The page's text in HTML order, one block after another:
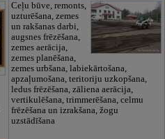
Ceļu būve, remonts,
uzturēšana, zemes
un rakšanas darbi,
augsnes frēzēšana,
zemes aerācija,
zemes planēšana,
zemes urbšana, labiekārtošana,
apzaļumošana, teritoriju uzkopšana,
ledus frēzēšana, zāliena aerācija,
vertikulēšana, trimmerēšana, celmu
frēzēšana un izrakšana, žogu
uzstādīšana